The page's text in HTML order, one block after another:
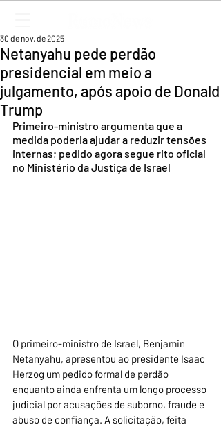
Netanyahu pede perdão
presidencial em meio a
julgamento, após apoio de Donald
Trump
30 de nov. de 2025
Primeiro-ministro argumenta que a
medida poderia ajudar a reduzir tensões
internas; pedido agora segue rito oficial
no Ministério da Justiça de Israel
O primeiro-ministro de Israel, Benjamin
Netanyahu, apresentou ao presidente Isaac
Herzog um pedido formal de perdão
enquanto ainda enfrenta um longo processo
judicial por acusações de suborno, fraude e
abuso de confiança. A solicitação, feita